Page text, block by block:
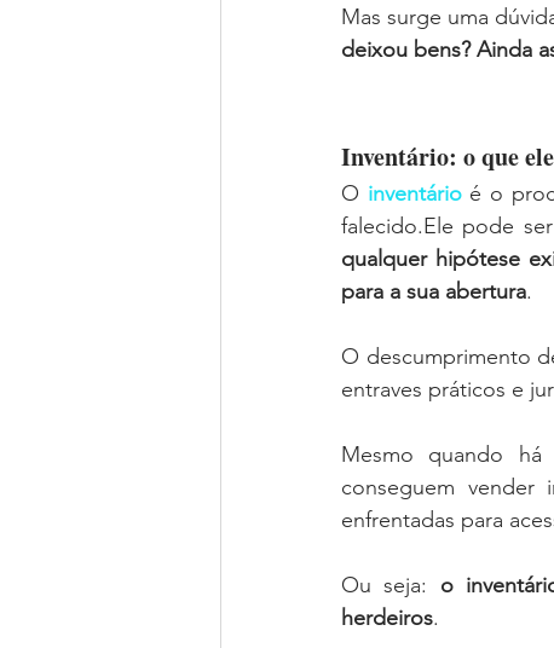
Mas surge uma
deixou bens? Ainda
Inventário: o que
O inventário é o
falecido.Ele pode
qualquer hipótese
para a sua abertura.
O descumprimento
entraves práticos e
Mesmo quando
conseguem vender
enfrentadas para
Ou seja: o
herdeiros.